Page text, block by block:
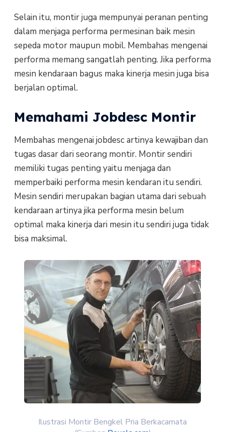
Selain itu, montir juga mempunyai peranan penting
dalam menjaga performa permesinan baik mesin
sepeda motor maupun mobil. Membahas mengenai
performa memang sangatlah penting. Jika performa
mesin kendaraan bagus maka kinerja mesin juga bisa
berjalan optimal.
Memahami Jobdesc Montir
Membahas mengenai jobdesc artinya kewajiban dan
tugas dasar dari seorang montir. Montir sendiri
memiliki tugas penting yaitu menjaga dan
memperbaiki performa mesin kendaran itu sendiri.
Mesin sendiri merupakan bagian utama dari sebuah
kendaraan artinya jika performa mesin belum
optimal maka kinerja dari mesin itu sendiri juga tidak
bisa maksimal.
Ilustrasi Montir Bengkel Pria Berkacamata